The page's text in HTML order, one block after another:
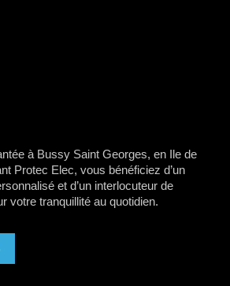
à Bussy Saint Georges, en Ile de
Protec Elec, vous bénéficiez d’un
et d’un interlocuteur de
votre tranquillité au quotidien.